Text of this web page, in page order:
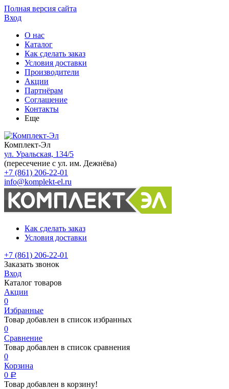
Полная версия сайта
Вход
О нас
Каталог
Как сделать заказ
Условия доставки
Производители
Акции
Партнёрам
Соглашение
Контакты
Еще
Комплект-Эл
ул. Уральская, 134/5
(пересечение с ул. им. Дежнёва)
+7 (861) 206-22-01
info@komplekt-el.ru
Как сделать заказ
Условия доставки
+7 (861) 206-22-01
Заказать звонок
Вход
Каталог товаров
Акции
0
Избранные
Товар добавлен в список избранных
0
Сравнение
Товар добавлен в список сравнения
0
Корзина
0 Р
Товар добавлен в корзину!